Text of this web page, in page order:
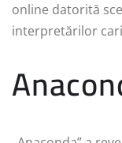
online datorită
interpretărilor